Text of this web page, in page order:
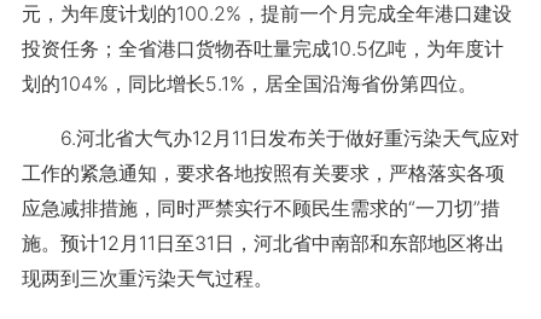
元，为年度计划的100.2%，提前一个月完成全年港口建设
投资任务；全省港口货物吞吐量完成10.5亿吨，为年度计
划的104%，同比增长5.1%，居全国沿海省份第四位。
6.河北省大气办12月11日发布关于做好重污染天气应对
工作的紧急通知，要求各地按照有关要求，严格落实各项
应急减排措施，同时严禁实行不顾民生需求的“一刀切”措
施。预计12月11日至31日，河北省中南部和东部地区将出
现两到三次重污染天气过程。